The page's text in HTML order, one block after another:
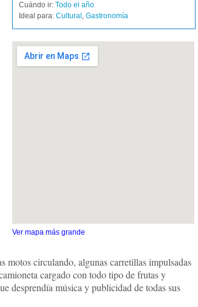
Cuándo ir: Todo el año
Ideal para: Cultural , Gastronomía
Ver mapa más grande
motos circulando, algunas carretillas impulsadas
cargado con todo tipo de frutas y
desprendía música y publicidad de todas sus